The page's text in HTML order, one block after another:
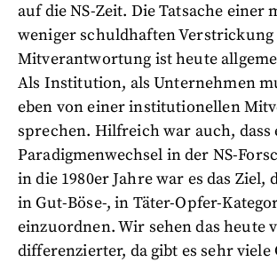
auf die NS-Zeit. Die Tatsache einer
weniger schuldhaften
Mitverantwortung ist heute
Als Institution, als Unternehmen
eben von einer institutionellen
sprechen. Hilfreich war auch, dass
Paradigmenwechsel in der NS-
in die 1980er Jahre war es das Ziel,
in Gut-Böse-, in Täter-Opfer-
einzuordnen. Wir sehen das heute
differenzierter, da gibt es sehr viele